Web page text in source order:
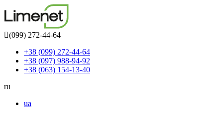
(099) 272-44-64
+38 (099) 272-44-64
+38 (097) 988-94-92
+38 (063) 154-13-40
ru
ua